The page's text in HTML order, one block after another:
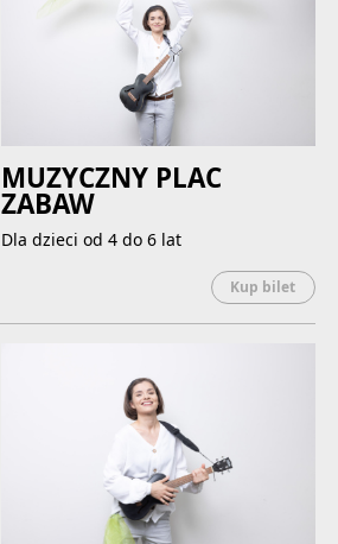
MUZYCZNY PLAC
ZABAW
Dla dzieci od 4 do 6 lat
Kup bilet